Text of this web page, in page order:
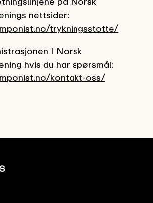
nettsider:
trykningsstotte/
I Norsk
hvis du har spørsmål:
kontakt-oss/